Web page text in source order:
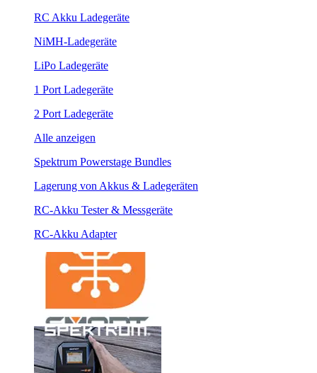
RC Akku Ladegeräte
NiMH-Ladegeräte
LiPo Ladegeräte
1 Port Ladegeräte
2 Port Ladegeräte
Alle anzeigen
Spektrum Powerstage Bundles
Lagerung von Akkus & Ladegeräten
RC-Akku Tester & Messgeräte
RC-Akku Adapter